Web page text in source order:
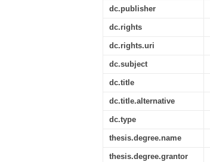
dc.publisher
dc.rights
dc.rights.uri
dc.subject
dc.title
dc.title.alternative
dc.type
thesis.degree.name
thesis.degree.grantor